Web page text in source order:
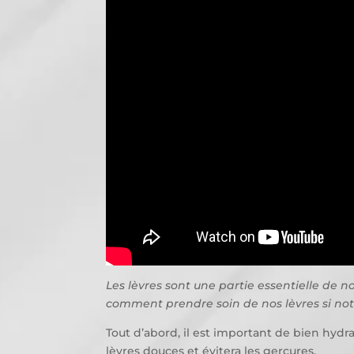
Les lèvres sont une partie essentielle de
comment prendre soin de nos lèvres si
Tout d’abord, il est important de bien